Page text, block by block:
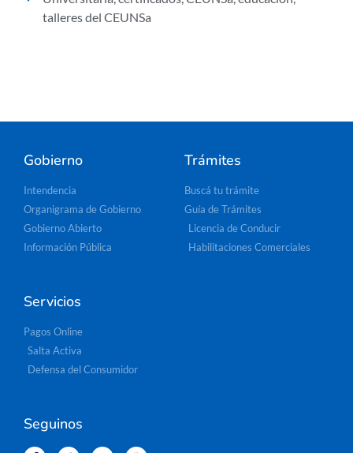
talleres del CEUNSa
Gobierno
Intendencia
Organigrama de Gobierno
Gobierno Abierto
Información Pública
Trámites
Buscá tu trámite
Guía de Trámites
Licencia de Conducir
Habilitaciones Comerciales
Servicios
Pagos Online
Salta Activa
Defensa del Consumidor
Seguinos